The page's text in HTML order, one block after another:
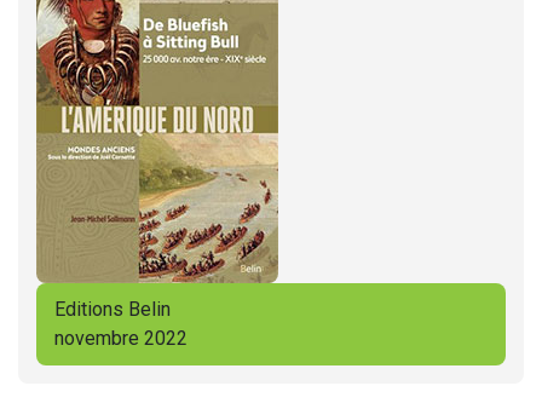
Editions Belin
novembre 2022